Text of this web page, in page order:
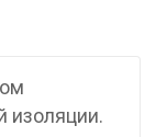
изоляции.